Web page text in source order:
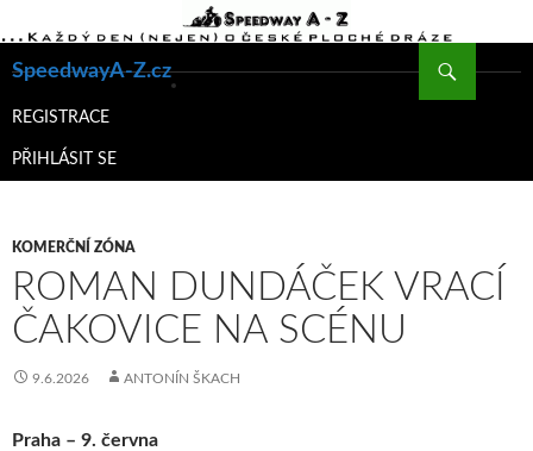
SpeedwayA-Z.cz
K
WEBU
REGISTRACE
PŘIHLÁSIT SE
KOMERČNÍ ZÓNA
ROMAN DUNDÁČEK VRACÍ
ČAKOVICE NA SCÉNU
9.6.2026 ANTONÍN ŠKACH
Praha – 9. června